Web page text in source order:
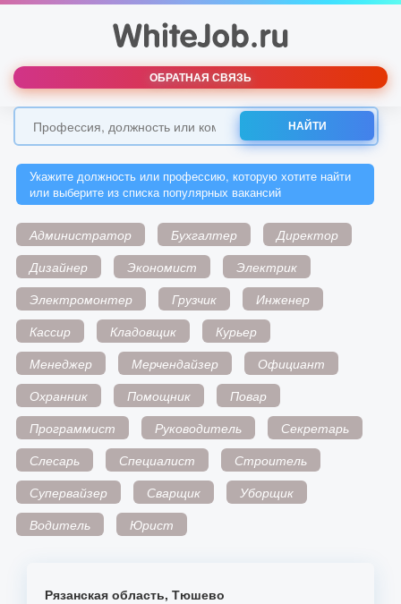
ОБРАТНАЯ СВЯЗЬ
НАЙТИ
Укажите должность или профессию, которую хотите найти
или выберите из списка популярных вакансий
Администратор Бухгалтер
Директор
Дизайнер
Экономист
Электрик
Электромонтер
Грузчик
Инженер
Кассир
Кладовщик
Курьер
Менеджер
Мерчендайзер
Официант
Охранник
Помощник
Повар
Программист
Руководитель
Секретарь
Слесарь
Специалист
Строитель
Супервайзер
Сварщик
Уборщик
Водитель
Юрист
Рязанская область, Тюшево